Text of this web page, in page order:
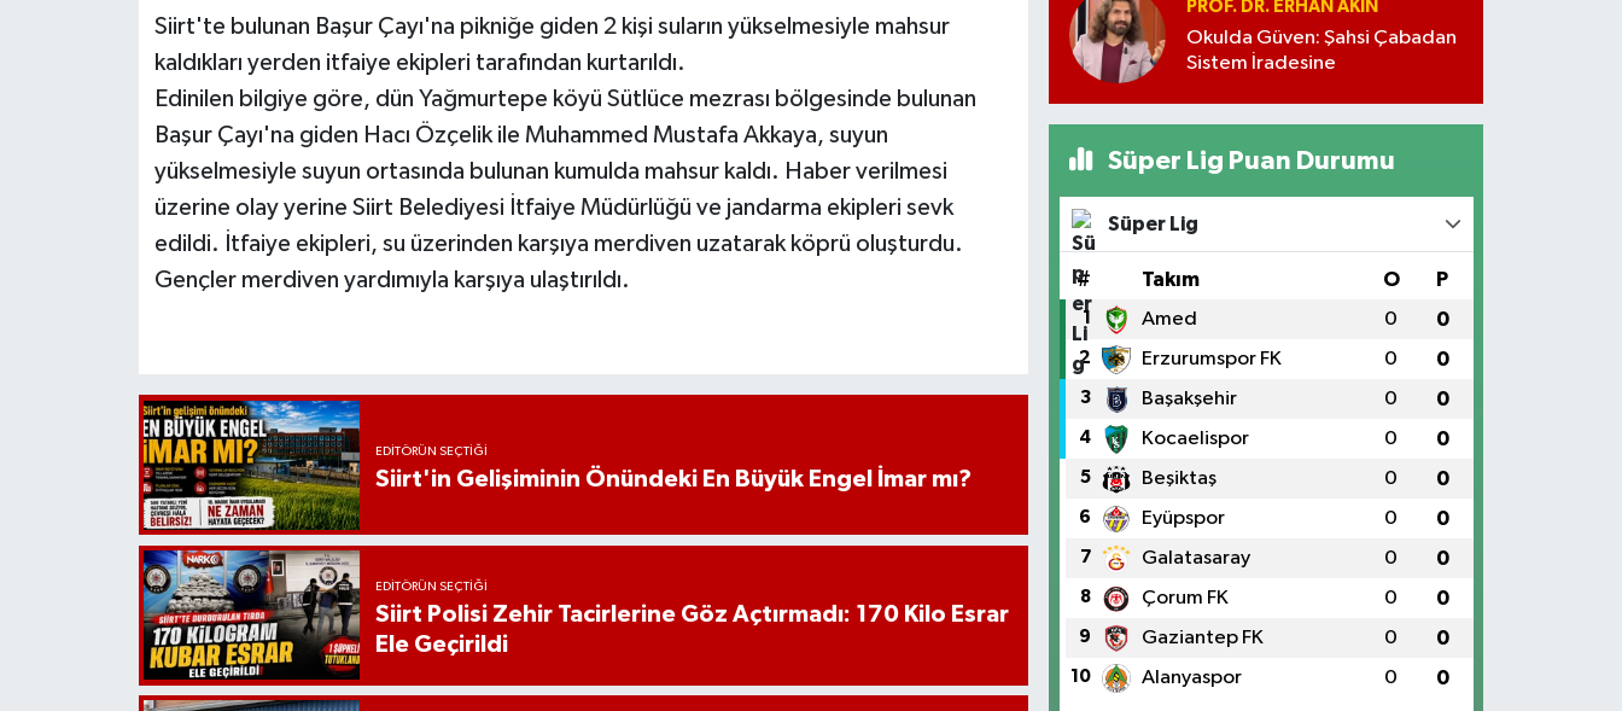
Siirt'te bulunan Başur Çayı'na pikniğe giden 2 kişi suların yükselmesiyle mahsur
kaldıkları yerden itfaiye ekipleri tarafından kurtarıldı.
Edinilen bilgiye göre, dün Yağmurtepe köyü Sütlüce mezrası bölgesinde bulunan
Başur Çayı'na giden Hacı Özçelik ile Muhammed Mustafa Akkaya, suyun
yükselmesiyle suyun ortasında bulunan kumulda mahsur kaldı. Haber verilmesi
üzerine olay yerine Siirt Belediyesi İtfaiye Müdürlüğü ve jandarma ekipleri sevk
edildi. İtfaiye ekipleri, su üzerinden karşıya merdiven uzatarak köprü oluşturdu.
Gençler merdiven yardımıyla karşıya ulaştırıldı.
EDITÖRÜN SEÇTIĞI
Siirt'in Gelişiminin Önündeki En Büyük Engel İmar mı?
EDITÖRÜN SEÇTIĞI
Siirt Polisi Zehir Tacirlerine Göz Açtırmadı: 170 Kilo Esrar
Ele Geçirildi
PROF. DR. ERHAN AKIN
Okulda Güven: Şahsi Çabadan
Sistem İradesine
Süper Lig Puan Durumu
Süper Lig
# Takım O P
1 Amed 0 0
2 Erzurumspor FK 0 0
3 Başakşehir 0 0
4 Kocaelispor 0 0
5 Beşiktaş 0 0
6 Eyüpspor 0 0
7 Galatasaray 0 0
8 Çorum FK 0 0
9 Gaziantep FK 0 0
10 Alanyaspor 0 0